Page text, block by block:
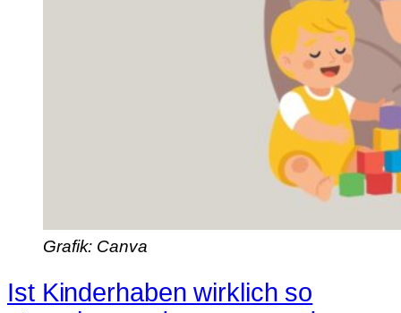
Grafik: Canva
Ist Kinderhaben wirklich so